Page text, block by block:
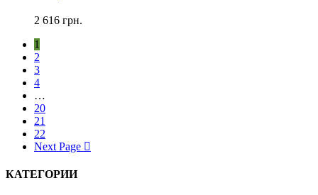
2 616 грн.
1
2
3
4
…
20
21
22
Next Page
КАТЕГОРИИ